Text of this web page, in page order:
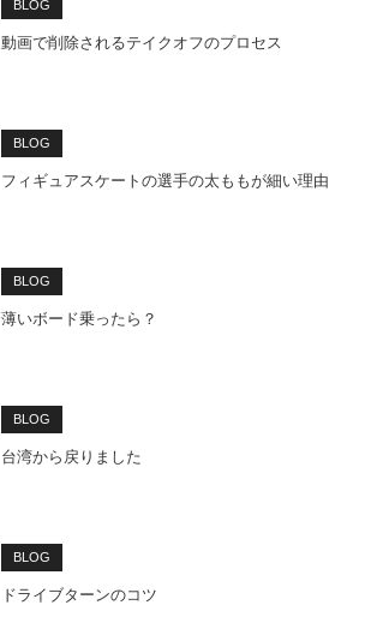
BLOG
動画で削除されるテイクオフのプロセス
BLOG
フィギュアスケートの選手の太ももが細い理由
BLOG
薄いボード乗ったら？
BLOG
台湾から戻りました
BLOG
ドライブターンのコツ